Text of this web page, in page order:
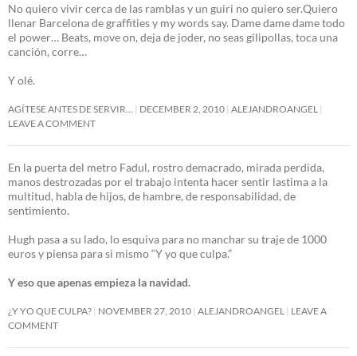
No quiero vivir cerca de las ramblas y un guiri no quiero ser.Quiero
llenar Barcelona de graffities y my words say. Dame dame dame todo
el power… Beats, move on, deja de joder, no seas gilipollas, toca una
canción, corre…
Y olé.
AGÍTESE ANTES DE SERVIR… DECEMBER 2, 2010 ALEJANDROANGEL
LEAVE A COMMENT
En la puerta del metro Fadul, rostro demacrado, mirada perdida,
manos destrozadas por el trabajo intenta hacer sentir lastima a la
multitud, habla de hijos, de hambre, de responsabilidad, de
sentimiento.
Hugh pasa a su lado, lo esquiva para no manchar su traje de 1000
euros y piensa para si mismo “Y yo que culpa.”
Y eso que apenas empieza la navidad.
¿Y YO QUE CULPA? NOVEMBER 27, 2010 ALEJANDROANGEL
LEAVE A
COMMENT